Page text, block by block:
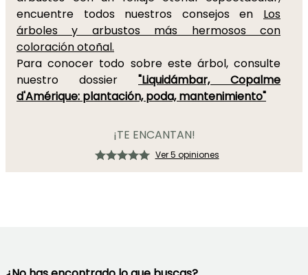
encuentre todos nuestros consejos en Los
árboles y arbustos más hermosos con
coloración otoñal.
Para conocer todo sobre este árbol, consulte
nuestro dossier "Liquidámbar, Copalme
d'Amérique: plantación, poda, mantenimiento"
¡TE ENCANTAN!
Ver 5 opiniones